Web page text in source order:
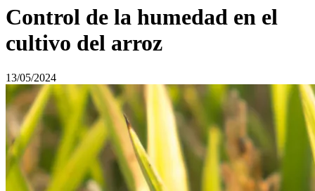
Control de la humedad en el
cultivo del arroz
13/05/2024